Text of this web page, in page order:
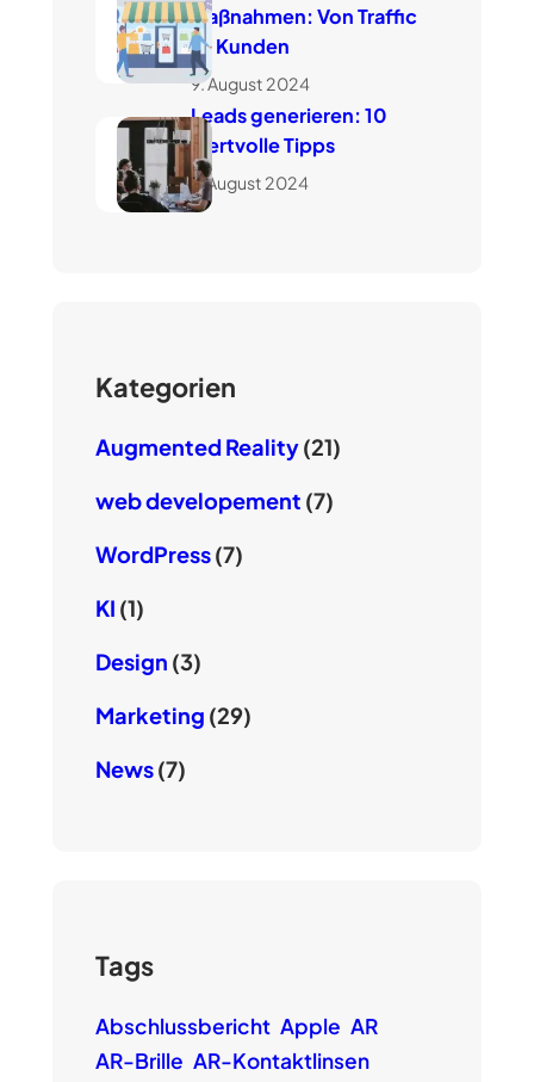
Maßnahmen: Von Traffic
zu Kunden
9. August 2024
Leads generieren: 10
wertvolle Tipps
7. August 2024
Kategorien
Augmented Reality(21)
web developement (7)
WordPress(7)
KI (1)
Design (3)
Marketing (29)
News(7)
Tags
Abschlussbericht Apple AR
AR-Brille AR-Kontaktlinsen